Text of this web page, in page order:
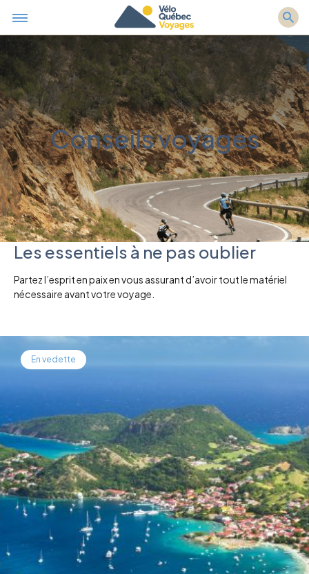
Conseils voyages
Les essentiels à ne pas oublier
Partez l’esprit en paix en vous assurant d’avoir tout le matériel
nécessaire avant votre voyage.
En vedette